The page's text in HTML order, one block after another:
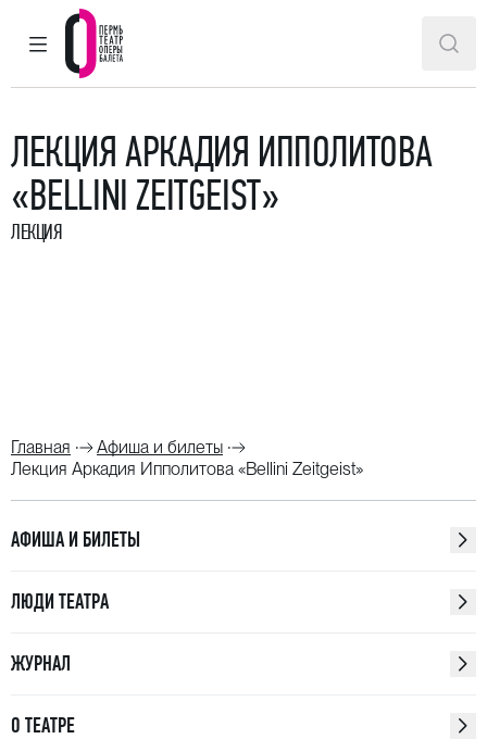
ГЛАВНОЕ МЕНЮ
Пермский театр оперы и балета
ЛЕКЦИЯ АРКАДИЯ ИППОЛИТОВА
«BELLINI ZEITGEIST»
ЛЕКЦИЯ
Главная
Афиша и билеты
Лекция Аркадия Ипполитова «Bellini Zeitgeist»
АФИША И БИЛЕТЫ
ЛЮДИ ТЕАТРА
ЖУРНАЛ
О ТЕАТРЕ